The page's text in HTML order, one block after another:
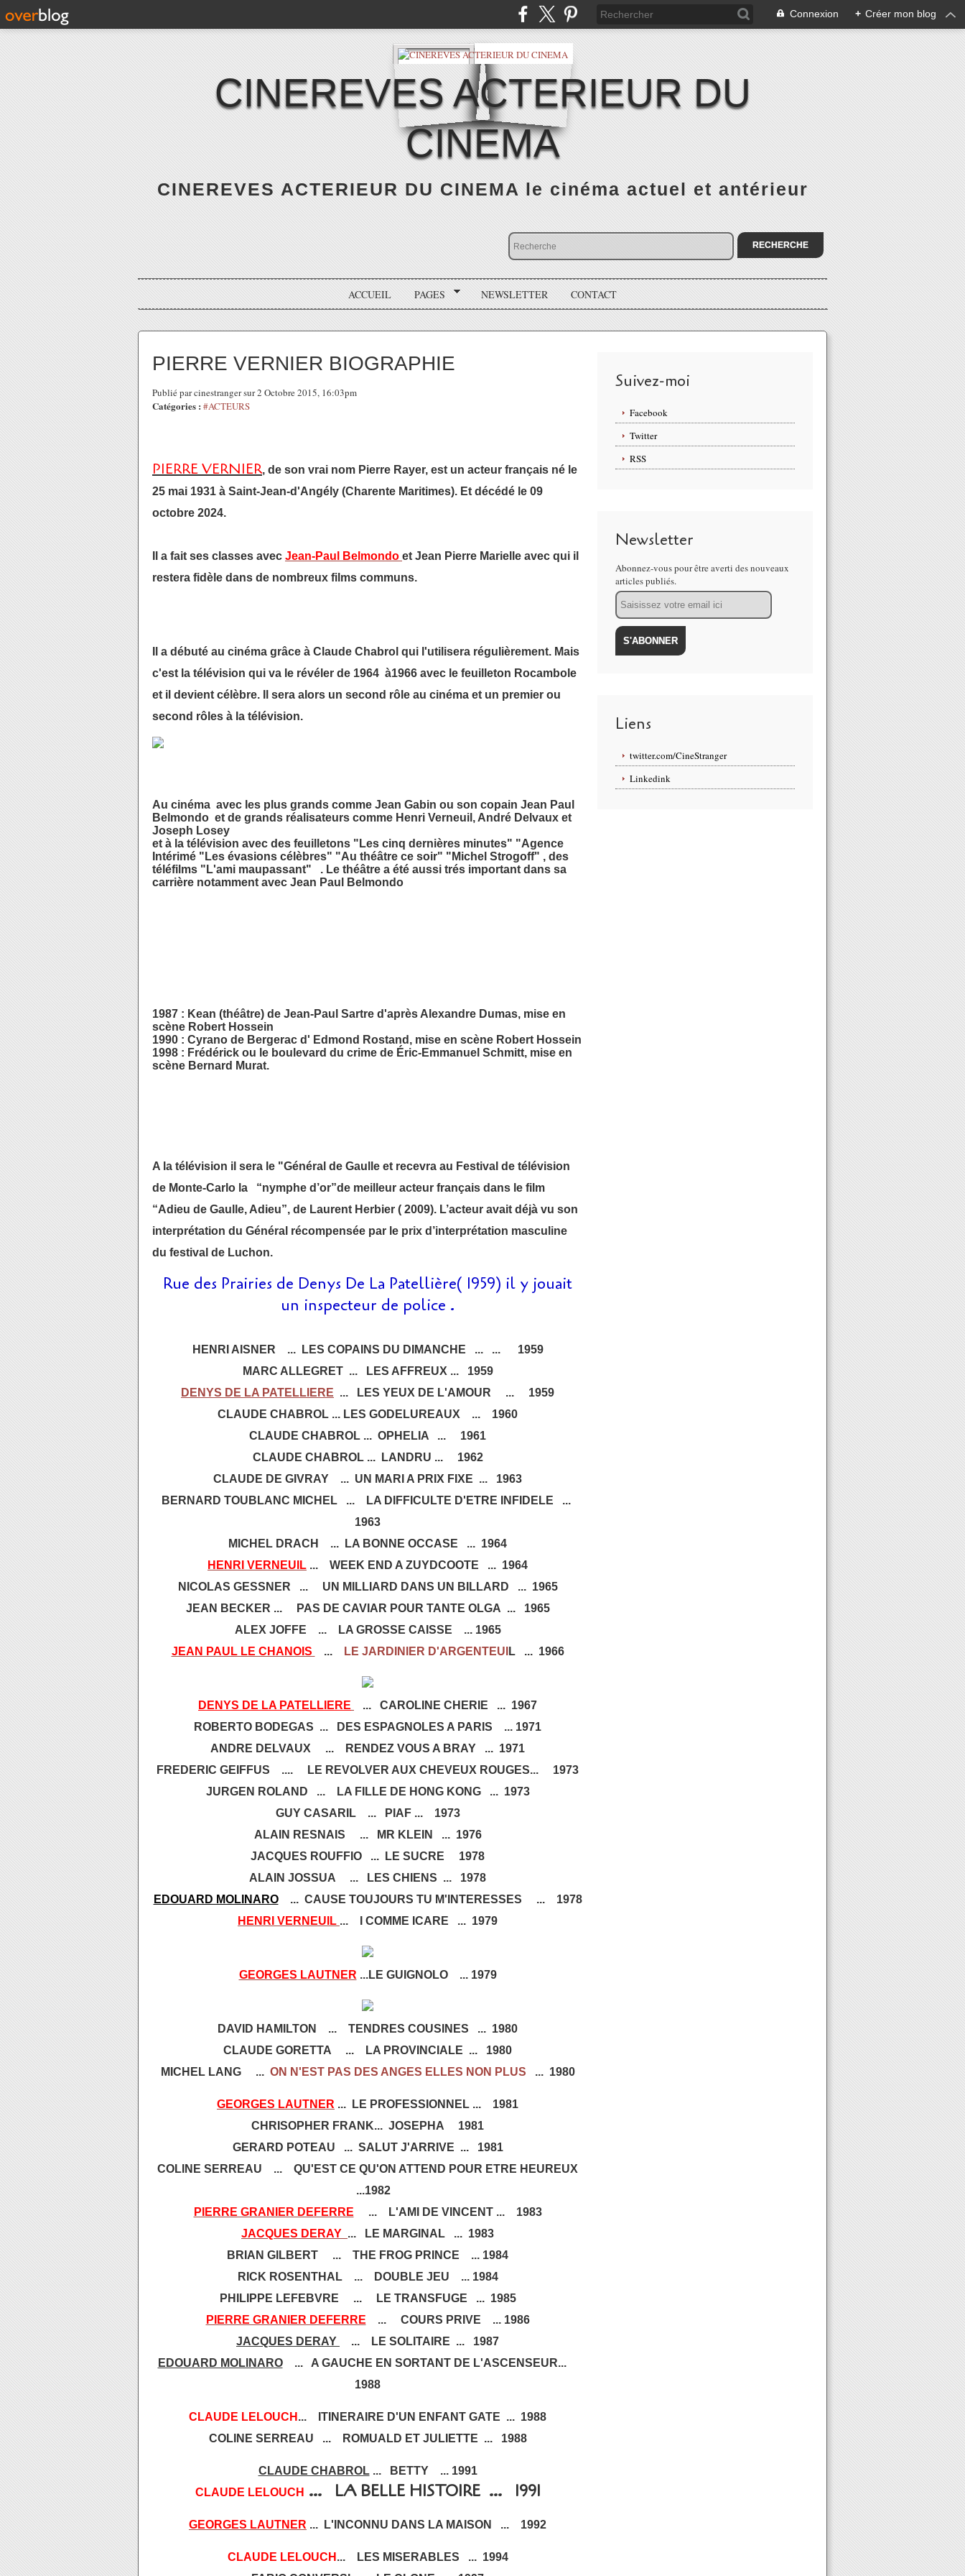
Connexion + Créer mon blog
CINEREVES ACTERIEUR DU
CINEMA
CINEREVES ACTERIEUR DU CINEMA le cinéma actuel et antérieur
ACCUEIL PAGES NEWSLETTER CONTACT
PIERRE VERNIER BIOGRAPHIE
Publié par cinestranger sur 2 Octobre 2015, 16:03pm
Catégories : #ACTEURS
PIERRE VERNIER, de son vrai nom Pierre Rayer, est un acteur français né le
25 mai 1931 à Saint-Jean-d'Angély (Charente Maritimes). Et décédé le 09
octobre 2024.
Il a fait ses classes avec Jean-Paul Belmondo et Jean Pierre Marielle avec qui il
restera fidèle dans de nombreux films communs.
Il a débuté au cinéma grâce à Claude Chabrol qui l'utilisera régulièrement. Mais
c'est la télévision qui va le révéler de 1964 à1966 avec le feuilleton Rocambole
et il devient célèbre. Il sera alors un second rôle au cinéma et un premier ou
second rôles à la télévision.
Au cinéma avec les plus grands comme Jean Gabin ou son copain Jean Paul
Belmondo et de grands réalisateurs comme Henri Verneuil, André Delvaux et
Joseph Losey
et à la télévision avec des feuilletons "Les cinq dernières minutes" "Agence
Intérimé "Les évasions célèbres" "Au théâtre ce soir" "Michel Strogoff" , des
téléfilms "L'ami maupassant" . Le théâtre a été aussi trés important dans sa
carrière notamment avec Jean Paul Belmondo
1987 : Kean (théâtre) de Jean-Paul Sartre d'après Alexandre Dumas, mise en
scène Robert Hossein
1990 : Cyrano de Bergerac d' Edmond Rostand, mise en scène Robert Hossein
1998 : Frédérick ou le boulevard du crime de Éric-Emmanuel Schmitt, mise en
scène Bernard Murat.
A la télévision il sera le "Général de Gaulle et recevra au Festival de télévision
de Monte-Carlo la “nymphe d’or”de meilleur acteur français dans le film
“Adieu de Gaulle, Adieu”, de Laurent Herbier ( 2009). L’acteur avait déjà vu son
interprétation du Général récompensée par le prix d’interprétation masculine
du festival de Luchon.
Rue des Prairies de Denys De La Patellière( 1959) il y jouait
un inspecteur de police .
HENRI AISNER ... LES COPAINS DU DIMANCHE ... ... 1959
MARC ALLEGRET ... LES AFFREUX ... 1959
DENYS DE LA PATELLIERE ... LES YEUX DE L'AMOUR ... 1959
CLAUDE CHABROL ... LES GODELUREAUX ... 1960
CLAUDE CHABROL ... OPHELIA ... 1961
CLAUDE CHABROL ... LANDRU ... 1962
CLAUDE DE GIVRAY ... UN MARI A PRIX FIXE ... 1963
BERNARD TOUBLANC MICHEL ... LA DIFFICULTE D'ETRE INFIDELE ...
1963
MICHEL DRACH ... LA BONNE OCCASE ... 1964
HENRI VERNEUIL ... WEEK END A ZUYDCOOTE ... 1964
NICOLAS GESSNER ... UN MILLIARD DANS UN BILLARD ... 1965
JEAN BECKER ... PAS DE CAVIAR POUR TANTE OLGA ... 1965
ALEX JOFFE ... LA GROSSE CAISSE ... 1965
JEAN PAUL LE CHANOIS
... LE JARDINIER D'ARGENTEUI L ... 1966
DENYS DE LA PATELLIERE
... CAROLINE CHERIE ... 1967
ROBERTO BODEGAS ... DES ESPAGNOLES A PARIS ... 1971
ANDRE DELVAUX ... RENDEZ VOUS A BRAY ... 1971
FREDERIC GEIFFUS .... LE REVOLVER AUX CHEVEUX ROUGES... 1973
JURGEN ROLAND ... LA FILLE DE HONG KONG ... 1973
GUY CASARIL ... PIAF ... 1973
ALAIN RESNAIS ... MR KLEIN ... 1976
JACQUES ROUFFIO ... LE SUCRE 1978
ALAIN JOSSUA ... LES CHIENS ... 1978
EDOUARD MOLINARO
... CAUSE TOUJOURS TU M'INTERESSES ... 1978
HENRI VERNEUIL ... I COMME ICARE ... 1979
GEORGES LAUTNER ...LE GUIGNOLO ... 1979
DAVID HAMILTON ... TENDRES COUSINES ... 1980
CLAUDE GORETTA ... LA PROVINCIALE ... 1980
MICHEL LANG ... ON N'EST PAS DES ANGES ELLES NON PLUS ... 1980
GEORGES LAUTNER ... LE PROFESSIONNEL ... 1981
CHRISOPHER FRANK... JOSEPHA 1981
GERARD POTEAU ... SALUT J'ARRIVE ... 1981
COLINE SERREAU ... QU'EST CE QU'ON ATTEND POUR ETRE HEUREUX
...1982
PIERRE GRANIER DEFERRE ... L'AMI DE VINCENT ... 1983
JACQUES DERAY ... LE MARGINAL ... 1983
BRIAN GILBERT ... THE FROG PRINCE ... 1984
RICK ROSENTHAL ... DOUBLE JEU ... 1984
PHILIPPE LEFEBVRE ... LE TRANSFUGE ... 1985
PIERRE GRANIER DEFERRE
... COURS PRIVE ... 1986
JACQUES DERAY
... LE SOLITAIRE ... 1987
EDOUARD MOLINARO... A GAUCHE EN SORTANT DE L'ASCENSEUR...
1988
CLAUDE LELOUCH ... ITINERAIRE D'UN ENFANT GATE ... 1988
COLINE SERREAU ... ROMUALD ET JULIETTE ... 1988
CLAUDE CHABROL... BETTY ... 1991
CLAUDE LELOUCH ... LA BELLE HISTOIRE ... 1991
GEORGES LAUTNER ... L'INCONNU DANS LA MAISON ... 1992
CLAUDE LELOUCH ... LES MISERABLES ... 1994
Suivez-moi
Facebook
Twitter
RSS
Newsletter
Abonnez-vous pour être averti des nouveaux
articles publiés.
Email
Liens
twitter.com/CineStranger
Linkedink